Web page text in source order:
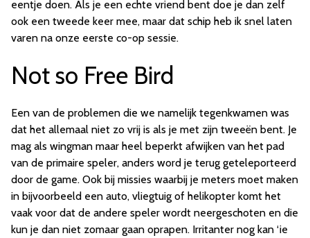
eentje doen. Als je een echte vriend bent doe je dan zelf
ook een tweede keer mee, maar dat schip heb ik snel laten
varen na onze eerste co-op sessie.
Not so Free Bird
Een van de problemen die we namelijk tegenkwamen was
dat het allemaal niet zo vrij is als je met zijn tweeën bent. Je
mag als wingman maar heel beperkt afwijken van het pad
van de primaire speler, anders word je terug geteleporteerd
door de game. Ook bij missies waarbij je meters moet maken
in bijvoorbeeld een auto, vliegtuig of helikopter komt het
vaak voor dat de andere speler wordt neergeschoten en die
kun je dan niet zomaar gaan oprapen. Irritanter nog kan ‘ie